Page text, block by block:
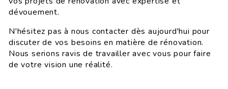
dévouement.
N'hésitez pas à nous contacter dès aujourd'hui pour
discuter de vos besoins en matière de rénovation.
Nous serions ravis de travailler avec vous pour faire
de votre vision une réalité.